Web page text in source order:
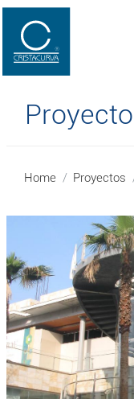
Home Proyectos